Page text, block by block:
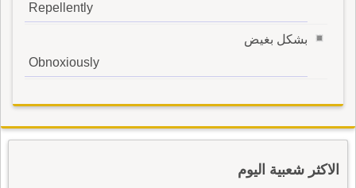
Repellently
بشكل بغيض
Obnoxiously
الاكثر شعبية اليوم